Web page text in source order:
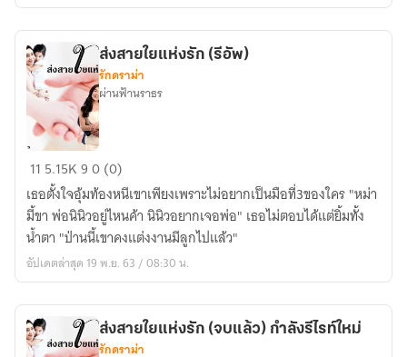
ส่ง
สายใย
แห่ง
รัก
(รี
อัพ)
ส่งสายใยแห่งรัก (รีอัพ)
รักดราม่า
ผ่านฟ้านราธร
11 5.15K90 (0)
เธอตั้งใจอุ้มท้องหนีเขาเพียงเพราะไม่อยากเป็นมือที่3ของใคร "หม่า
มี้ขา พ่อนินิวอยู่ไหนค้า นินิวอยากเจอพ่อ" เธอไม่ตอบได้แต่ยิ้มทั้ง
น้ำตา "ป่านนี้เขาคงแต่งงานมีลูกไปแล้ว"
อัปเดตล่าสุด 19 พ.ย. 63 / 08:30 น.
ส่งสายใยแห่งรัก (จบแล้ว) กำลังรีไรท์ใหม่
รักดราม่า